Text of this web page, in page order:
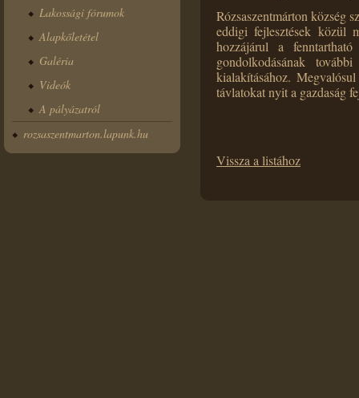
Lakossági fórumok
Alapkőletétel
Galéria
Videók
A pályázatról
rozsaszentmarton.lapunk.hu
Rózsaszentmárton község
eddigi fejlesztések közül
hozzájárul a
gondolkodásának
kialakításához.
távlatokat nyit a gazdaság
Vissza a listához